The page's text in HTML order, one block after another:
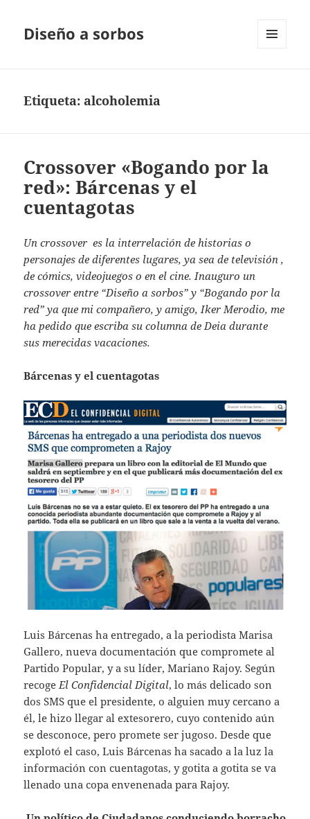
Diseño a sorbos
Etiqueta: alcoholemia
Crossover «Bogando por la
red»: Bárcenas y el
cuentagotas
Un crossover es la interrelación de historias o
personajes de diferentes lugares, ya sea de televisión ,
de cómics, videojuegos o en el cine. Inauguro un
crossover entre “Diseño a sorbos” y “Bogando por la
red” ya que mi compañero, y amigo, Iker Merodio, me
ha pedido que escriba su columna de Deia durante
sus merecidas vacaciones.
Bárcenas y el cuentagotas
Luis Bárcenas ha entregado, a la periodista Marisa
Gallero, nueva documentación que compromete al
Partido Popular, y a su líder, Mariano Rajoy. Según
recoge El Confidencial Digital, lo más delicado son
dos SMS que el presidente, o alguien muy cercano a
él, le hizo llegar al extesorero, cuyo contenido aún
se desconoce, pero promete ser jugoso. Desde que
explotó el caso, Luis Bárcenas ha sacado a la luz la
información con cuentagotas, y gotita a gotita se va
llenado una copa envenenada para Rajoy.